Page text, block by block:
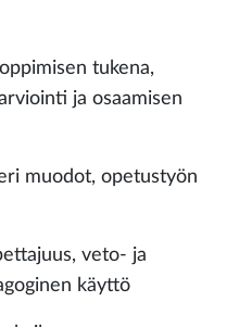
tukena,
ja osaamisen
muodot, opetustyön
veto- ja
käyttö